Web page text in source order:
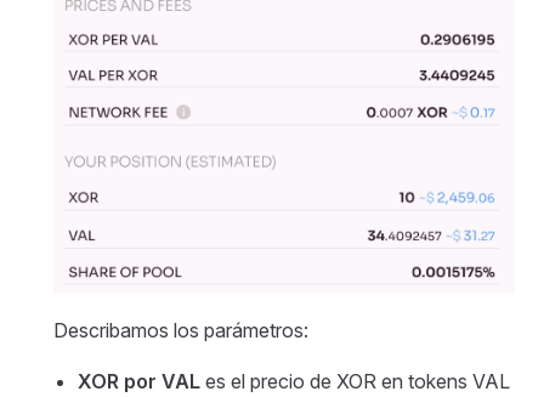
Describamos los parámetros:
XOR por VAL es el precio de XOR en tokens VAL